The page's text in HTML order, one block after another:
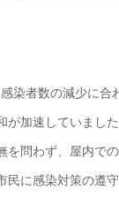
染者数の減少に合
加速していまし
問わず、屋内で
に感染対策の遵守